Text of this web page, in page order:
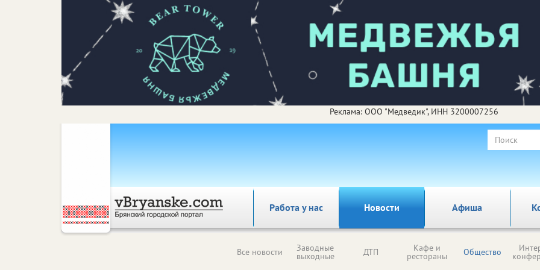
Реклама: ООО "Медведик", ИНН 3200007256
Работа у нас Новости Афиша
Все новости Заводные
выходные ДТП Кафе и
рестораны Общество